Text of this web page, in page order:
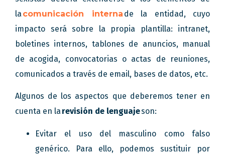
lacomunicación interna de la entidad, cuyo
impacto será sobre la propia plantilla: intranet,
boletines internos, tablones de anuncios, manual
de acogida, convocatorias o actas de reuniones,
comunicados a través de email, bases de datos, etc.
Algunos de los aspectos que deberemos tener en
cuenta en larevisión de lenguajeson:
Evitar el uso del masculino como falso
genérico. Para ello, podemos sustituir por